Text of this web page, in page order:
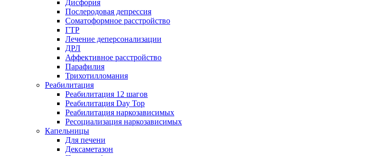
Дисфория
Послеродовая депрессия
Соматоформное расстройство
ГТР
Лечение деперсонализации
ДРЛ
Аффективное расстройство
Парафилия
Трихотилломания
Реабилитация
Реабилитация 12 шагов
Реабилитация Day Top
Реабилитация наркозависимых
Ресоциализация наркозависимых
Капельницы
Для печени
Дексаметазон